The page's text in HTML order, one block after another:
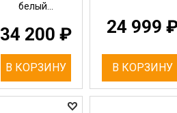
белый...
34 200 ₽
В КОРЗИНУ
24 999
В КОРЗИНУ